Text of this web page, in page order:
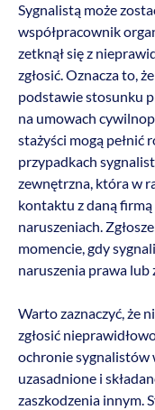
Sygnalistą może
współpracownik
zetknął się z
zgłosić. Oznacza to,
podstawie stosunku
na umowach
stażyści mogą pełnić
przypadkach
zewnętrzna, która w
kontaktu z daną
naruszeniach.
momencie, gdy
naruszenia prawa lub
Warto zaznaczyć, że
zgłosić
ochronie sygnalistów
uzasadnione i
zaszkodzenia innym.